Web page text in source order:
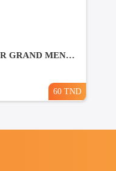
OFFRE FEMME POUR GRAND MENAGE PAR JOUR A Marsa
60 TND